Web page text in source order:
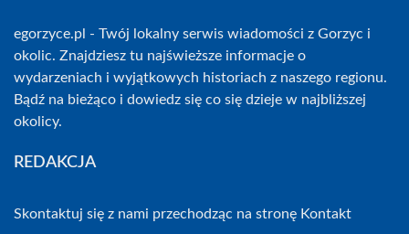
egorzyce.pl - Twój lokalny serwis wiadomości z Gorzyc i
okolic. Znajdziesz tu najświeższe informacje o
wydarzeniach i wyjątkowych historiach z naszego regionu.
Bądź na bieżąco i dowiedz się co się dzieje w najbliższej
okolicy.
REDAKCJA
Skontaktuj się z nami przechodząc na stronę Kontakt